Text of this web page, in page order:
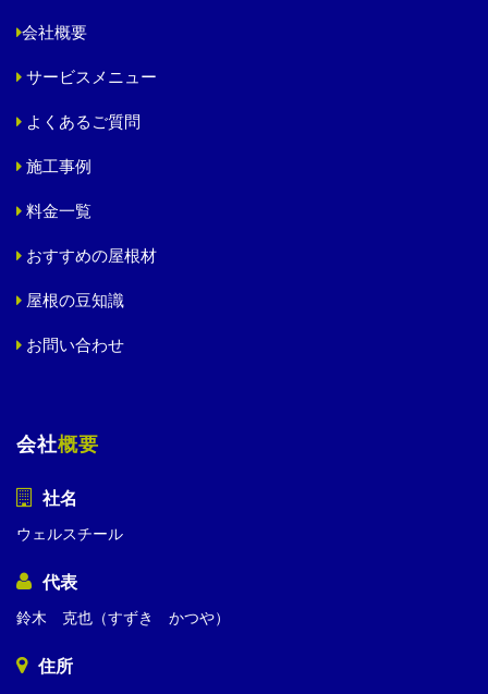
会社概要
サービスメニュー
よくあるご質問
施工事例
料金一覧
おすすめの屋根材
屋根の豆知識
お問い合わせ
会社概要
社名
ウェルスチール
代表
鈴木 克也（すずき かつや）
住所